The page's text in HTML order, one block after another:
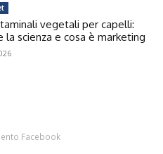
vegetali per capelli:
la scienza e cosa è marketing
Facebook